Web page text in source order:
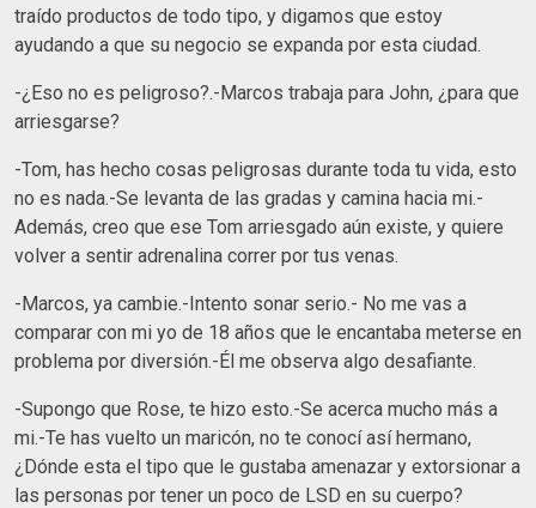
traído productos de todo tipo, y digamos que estoy
ayudando a que su negocio se expanda por esta ciudad.
-¿Eso no es peligroso?.-Marcos trabaja para John, ¿para que
arriesgarse?
-Tom, has hecho cosas peligrosas durante toda tu vida, esto
no es nada.-Se levanta de las gradas y camina hacia mi.-
Además, creo que ese Tom arriesgado aún existe, y quiere
volver a sentir adrenalina correr por tus venas.
-Marcos, ya cambie.-Intento sonar serio.- No me vas a
comparar con mi yo de 18 años que le encantaba meterse en
problema por diversión.-Él me observa algo desafiante.
-Supongo que Rose, te hizo esto.-Se acerca mucho más a
mi.-Te has vuelto un maricón, no te conocí así hermano,
¿Dónde esta el tipo que le gustaba amenazar y extorsionar a
las personas por tener un poco de LSD en su cuerpo?